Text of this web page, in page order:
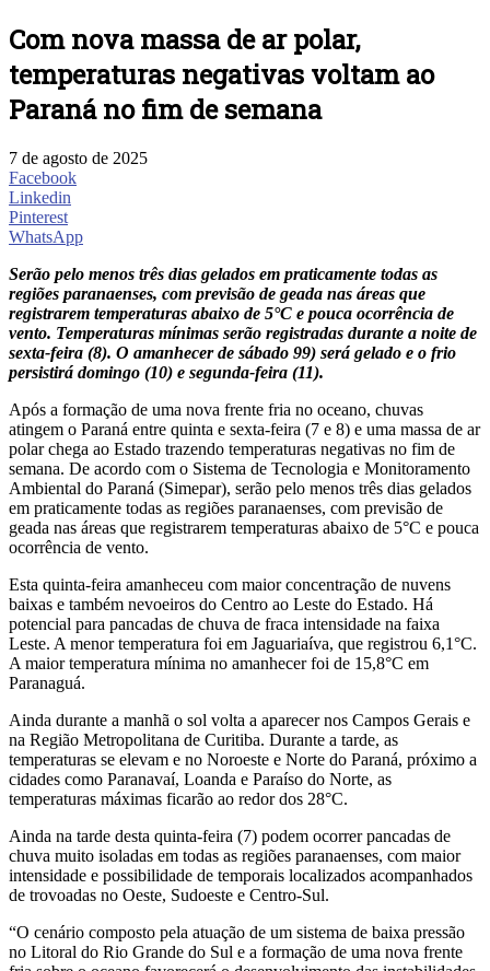
Com nova massa de ar polar,
temperaturas negativas voltam ao
Paraná no fim de semana
7 de agosto de 2025
Facebook
Linkedin
Pinterest
WhatsApp
Serão pelo menos três dias gelados em praticamente todas as
regiões paranaenses, com previsão de geada nas áreas que
registrarem temperaturas abaixo de 5°C e pouca ocorrência de
vento. Temperaturas mínimas serão registradas durante a noite de
sexta-feira (8). O amanhecer de sábado 99) será gelado e o frio
persistirá domingo (10) e segunda-feira (11).
Após a formação de uma nova frente fria no oceano, chuvas
atingem o Paraná entre quinta e sexta-feira (7 e 8) e uma massa de ar
polar chega ao Estado trazendo temperaturas negativas no fim de
semana. De acordo com o Sistema de Tecnologia e Monitoramento
Ambiental do Paraná (Simepar), serão pelo menos três dias gelados
em praticamente todas as regiões paranaenses, com previsão de
geada nas áreas que registrarem temperaturas abaixo de 5°C e pouca
ocorrência de vento.
Esta quinta-feira amanheceu com maior concentração de nuvens
baixas e também nevoeiros do Centro ao Leste do Estado. Há
potencial para pancadas de chuva de fraca intensidade na faixa
Leste. A menor temperatura foi em Jaguariaíva, que registrou 6,1°C.
A maior temperatura mínima no amanhecer foi de 15,8°C em
Paranaguá.
Ainda durante a manhã o sol volta a aparecer nos Campos Gerais e
na Região Metropolitana de Curitiba. Durante a tarde, as
temperaturas se elevam e no Noroeste e Norte do Paraná, próximo a
cidades como Paranavaí, Loanda e Paraíso do Norte, as
temperaturas máximas ficarão ao redor dos 28°C.
Ainda na tarde desta quinta-feira (7) podem ocorrer pancadas de
chuva muito isoladas em todas as regiões paranaenses, com maior
intensidade e possibilidade de temporais localizados acompanhados
de trovoadas no Oeste, Sudoeste e Centro-Sul.
“O cenário composto pela atuação de um sistema de baixa pressão
no Litoral do Rio Grande do Sul e a formação de uma nova frente